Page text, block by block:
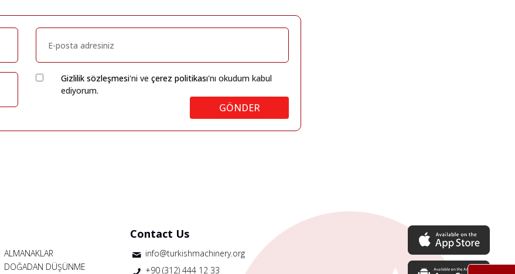
Gizlilik sözleşmesi'ni ve çerez politikası'nı okudum kabul
ediyorum.
GÖNDER
ALMANAKLAR
DOĞADAN DÜŞÜNME
Contact Us
info@turkishmachinery.org
+90 (312) 444 12 33